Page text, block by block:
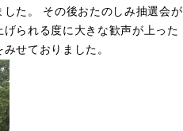
した。 その後おたのしみ抽選会が
られる度に大きな歓声が上った
せておりました。